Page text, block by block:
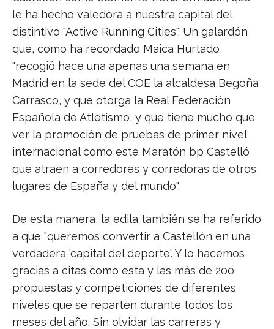
le ha hecho valedora a nuestra capital del
distintivo "Active Running Cities". Un galardón
que, como ha recordado Maica Hurtado
"recogió hace una apenas una semana en
Madrid en la sede del COE la alcaldesa Begoña
Carrasco, y que otorga la Real Federación
Española de Atletismo, y que tiene mucho que
ver la promoción de pruebas de primer nivel
internacional como este Maratón bp Castelló
que atraen a corredores y corredoras de otros
lugares de España y del mundo".
De esta manera, la edila también se ha referido
a que "queremos convertir a Castellón en una
verdadera 'capital del deporte'. Y lo hacemos
gracias a citas como esta y las más de 200
propuestas y competiciones de diferentes
niveles que se reparten durante todos los
meses del año. Sin olvidar las carreras y